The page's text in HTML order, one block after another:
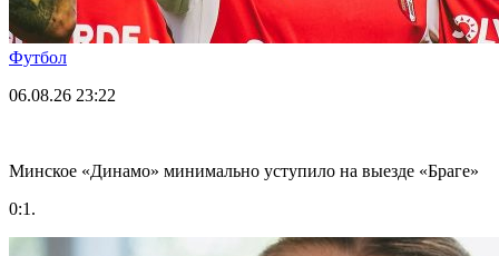
Футбол
06.08.26 23:22
Минское «Динамо» минимально уступило на выезде «Браге»
0:1.